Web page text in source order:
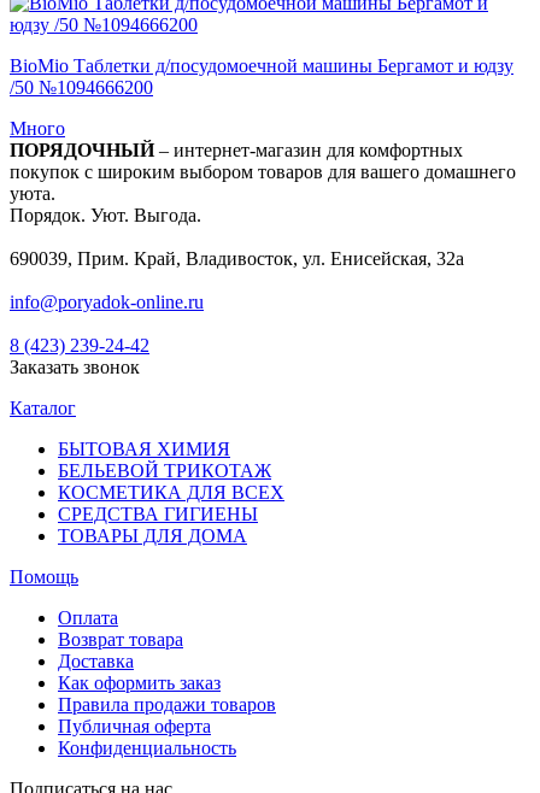
BioMio Таблетки д/посудомоечной машины Бергамот и юдзу
/50 №1094666200
Много
ПОРЯДОЧНЫЙ– интернет-магазин для комфортных
покупок с широким выбором товаров для вашего домашнего
уюта.
Порядок. Уют. Выгода.
690039, Прим. Край, Владивосток, ул. Енисейская, 32а
info@poryadok-online.ru
8 (423) 239-24-42
Заказать звонок
Каталог
БЫТОВАЯ ХИМИЯ
БЕЛЬЕВОЙ ТРИКОТАЖ
КОСМЕТИКА ДЛЯ ВСЕХ
СРЕДСТВА ГИГИЕНЫ
ТОВАРЫ ДЛЯ ДОМА
Помощь
Оплата
Возврат товара
Доставка
Как оформить заказ
Правила продажи товаров
Публичная оферта
Конфиденциальность
Подписаться на нас